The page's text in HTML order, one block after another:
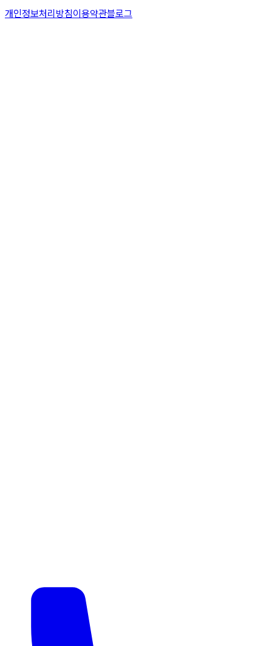
개인정보처리방침이용약관블로그